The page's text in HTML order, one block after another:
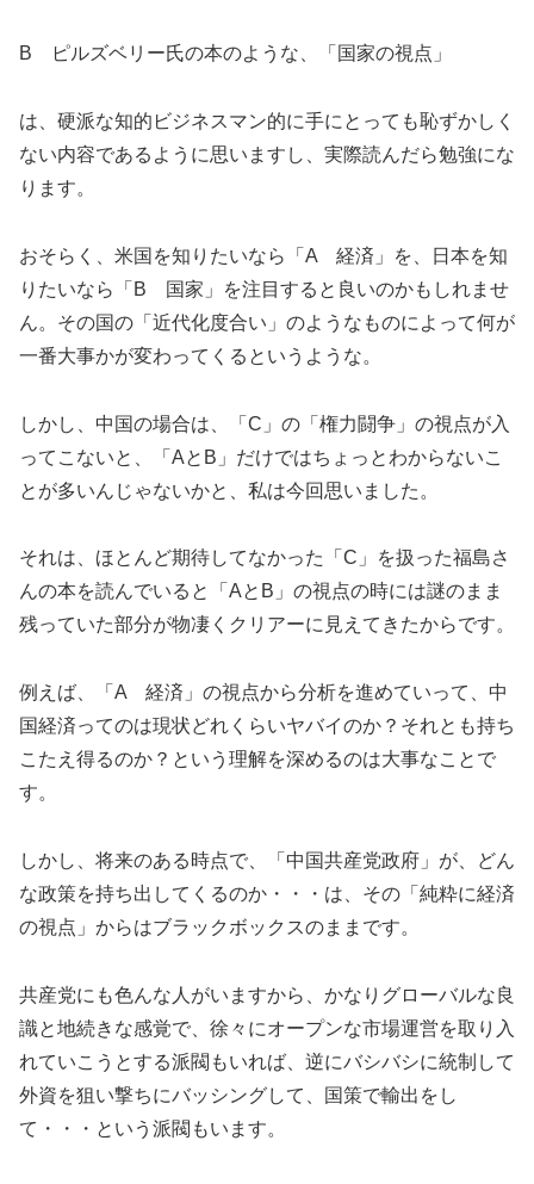
B ピルズベリー氏の本のような、「国家の視点」
は、硬派な知的ビジネスマン的に手にとっても恥ずかしく
ない内容であるように思いますし、実際読んだら勉強にな
ります。
おそらく、米国を知りたいなら「A 経済」を、日本を知
りたいなら「B 国家」を注目すると良いのかもしれませ
ん。その国の「近代化度合い」のようなものによって何が
一番大事かが変わってくるというような。
しかし、中国の場合は、「C」の「権力闘争」の視点が入
ってこないと、「AとB」だけではちょっとわからないこ
とが多いんじゃないかと、私は今回思いました。
それは、ほとんど期待してなかった「C」を扱った福島さ
んの本を読んでいると「AとB」の視点の時には謎のまま
残っていた部分が物凄くクリアーに見えてきたからです。
例えば、「A 経済」の視点から分析を進めていって、中
国経済ってのは現状どれくらいヤバイのか？それとも持ち
こたえ得るのか？という理解を深めるのは大事なことで
す。
しかし、将来のある時点で、「中国共産党政府」が、どん
な政策を持ち出してくるのか・・・は、その「純粋に経済
の視点」からはブラックボックスのままです。
共産党にも色んな人がいますから、かなりグローバルな良
識と地続きな感覚で、徐々にオープンな市場運営を取り入
れていこうとする派閥もいれば、逆にバシバシに統制して
外資を狙い撃ちにバッシングして、国策で輸出をし
て・・・という派閥もいます。